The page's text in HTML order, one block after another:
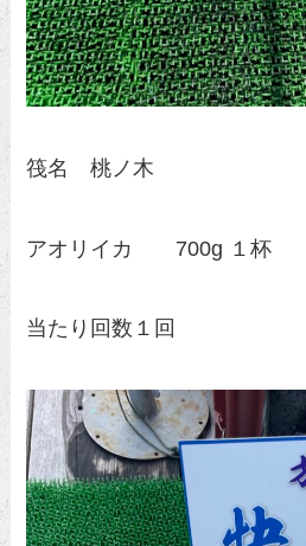
筏名 桃ノ木
アオリイカ 700g １杯
当たり回数１回